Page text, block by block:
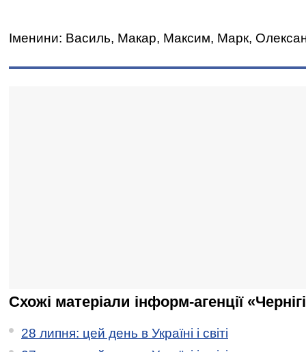
Іменини: Василь, Макар, Максим, Марк,
Схожі матеріали інформ-агенції
28 липня: цей день в Україні і світі